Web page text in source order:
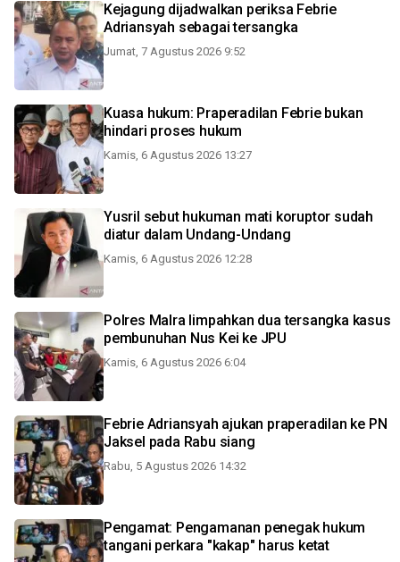
Kejagung dijadwalkan periksa Febrie
Adriansyah sebagai tersangka
Jumat, 7 Agustus 2026 9:52
Kuasa hukum: Praperadilan Febrie bukan
hindari proses hukum
Kamis, 6 Agustus 2026 13:27
Yusril sebut hukuman mati koruptor sudah
diatur dalam Undang-Undang
Kamis, 6 Agustus 2026 12:28
Polres Malra limpahkan dua tersangka kasus
pembunuhan Nus Kei ke JPU
Kamis, 6 Agustus 2026 6:04
Febrie Adriansyah ajukan praperadilan ke PN
Jaksel pada Rabu siang
Rabu, 5 Agustus 2026 14:32
Pengamat: Pengamanan penegak hukum
tangani perkara "kakap" harus ketat